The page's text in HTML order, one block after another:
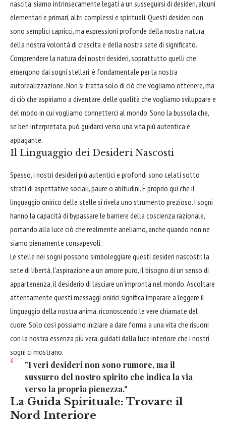
nascita, siamo intrinsecamente legati a un susseguirsi di desideri, alcuni
elementari e primari, altri complessi e spirituali. Questi desideri non
sono semplici capricci, ma espressioni profonde della nostra natura,
della nostra volontà di crescita e della nostra sete di significato.
Comprendere la natura dei nostri desideri, soprattutto quelli che
emergono dai sogni stellari, è fondamentale per la nostra
autorealizzazione. Non si tratta solo di ciò che vogliamo ottenere, ma
di ciò che aspiriamo a diventare, delle qualità che vogliamo sviluppare e
del modo in cui vogliamo connetterci al mondo. Sono la bussola che,
se ben interpretata, può guidarci verso una vita più autentica e
appagante.
Il Linguaggio dei Desideri Nascosti
Spesso, i nostri desideri più autentici e profondi sono celati sotto
strati di aspettative sociali, paure o abitudini. È proprio qui che il
linguaggio onirico delle stelle si rivela uno strumento prezioso. I sogni
hanno la capacità di bypassare le barriere della coscienza razionale,
portando alla luce ciò che realmente aneliamo, anche quando non ne
siamo pienamente consapevoli.
Le stelle nei sogni possono simboleggiare questi desideri nascosti: la
sete di libertà, l'aspirazione a un amore puro, il bisogno di un senso di
appartenenza, il desiderio di lasciare un'impronta nel mondo. Ascoltare
attentamente questi messaggi onirici significa imparare a leggere il
linguaggio della nostra anima, riconoscendo le vere chiamate del
cuore. Solo così possiamo iniziare a dare forma a una vita che risuoni
con la nostra essenza più vera, guidati dalla luce interiore che i nostri
sogni ci mostrano.
"I veri desideri non sono rumore, ma il
sussurro del nostro spirito che indica la via
verso la propria pienezza."
La Guida Spirituale: Trovare il
Nord Interiore